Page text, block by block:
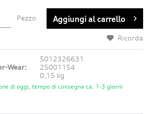
Pezzo Aggiungi al carrello
Ricorda
5012326631
Wear:
25001154
0,15 kg
di oggi, tempo di consegna ca. 1-3 giorni